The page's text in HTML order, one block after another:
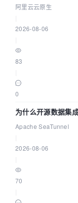
缺资源
阿里云云原生
2026-08-06
83
0
为什么开源数据集
Apache SeaTunnel
2026-08-06
70